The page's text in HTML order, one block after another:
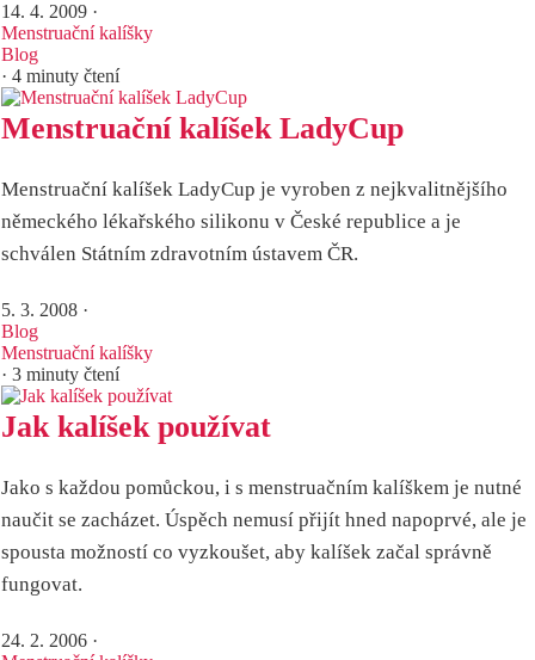
14. 4. 2009 ·
Menstruační kalíšky
Blog
· 4 minuty čtení
Menstruační kalíšek LadyCup
Menstruační kalíšek LadyCup je vyroben z nejkvalitnějšího
německého lékařského silikonu v České republice a je
schválen Státním zdravotním ústavem ČR.
5. 3. 2008 ·
Blog
Menstruační kalíšky
· 3 minuty čtení
Jak kalíšek používat
Jako s každou pomůckou, i s menstruačním kalíškem je nutné
naučit se zacházet. Úspěch nemusí přijít hned napoprvé, ale je
spousta možností co vyzkoušet, aby kalíšek začal správně
fungovat.
24. 2. 2006 ·